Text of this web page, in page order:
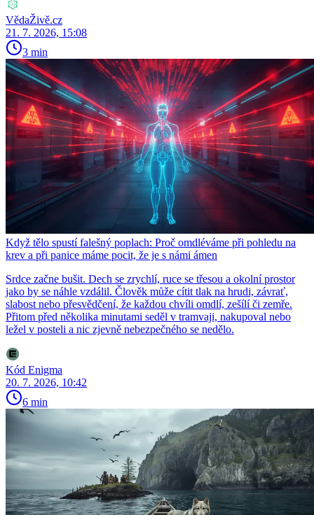
VědaŽivě.cz
21. 7. 2026, 15:08
3 min
Když tělo spustí falešný poplach: Proč omdléváme při pohledu na
krev a při panice máme pocit, že je s námi ámen
Srdce začne bušit. Dech se zrychlí, ruce se třesou a okolní prostor
jako by se náhle vzdálil. Člověk může cítit tlak na hrudi, závrať,
slabost nebo přesvědčení, že každou chvíli omdlí, zešílí či zemře.
Přitom před několika minutami seděl v tramvaji, nakupoval nebo
ležel v posteli a nic zjevně nebezpečného se nedělo.
Kód Enigma
20. 7. 2026, 10:42
6 min